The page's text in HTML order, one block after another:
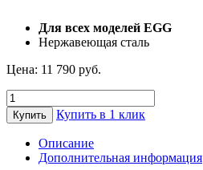
Для всех моделей EGG
Нержавеющая сталь
Цена: 11 790 руб.
Количество
товара
Решетка
нержавеющей
Купить Купить в 1 клик
Описание
Дополнительная информация